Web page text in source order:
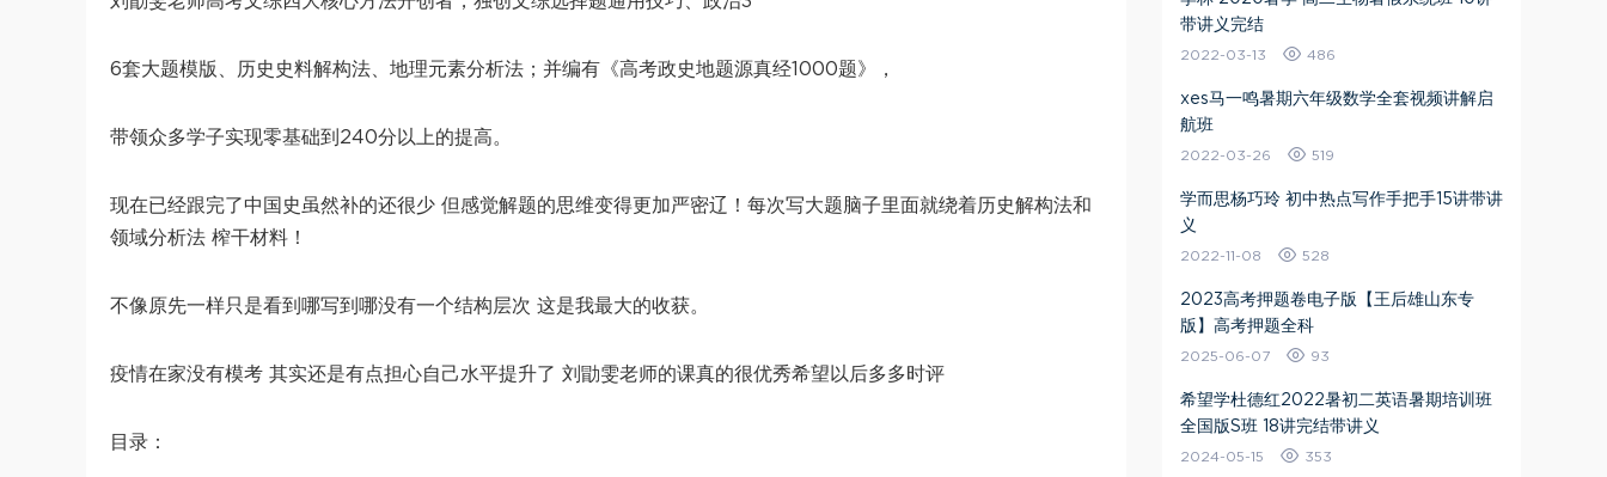
6套大题模版、历史史料解构法、地理元素分析法；并编有《高考政史地题源真经1000题》，
带领众多学子实现零基础到240分以上的提高。
现在已经跟完了中国史虽然补的还很少 但感觉解题的思维变得更加严密辽！每次写大题脑子里面就绕着历史解构法和
领域分析法 榨干材料！
不像原先一样只是看到哪写到哪没有一个结构层次 这是我最大的收获。
疫情在家没有模考 其实还是有点担心自己水平提升了 刘勖雯老师的课真的很优秀希望以后多多时评
目录：
带讲义完结
2022-03-13 486
xes马一鸣暑期六年级数学全套视频讲解启
航班
2022-03-26 519
学而思杨巧玲 初中热点写作手把手15讲带讲
义
2022-11-08 528
2023高考押题卷电子版【王后雄山东专
版】高考押题全科
2025-06-07 93
希望学杜德红2022暑初二英语暑期培训班
全国版S班 18讲完结带讲义
2024-05-15 353